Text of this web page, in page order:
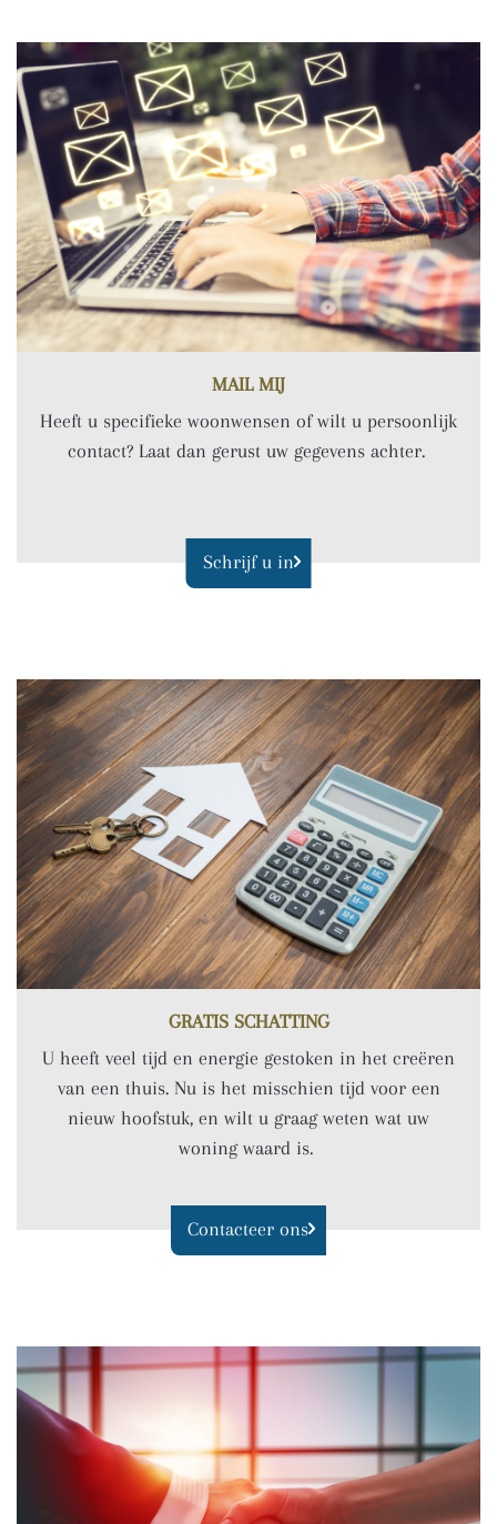
MAIL MIJ
Heeft u specifieke woonwensen of wilt u persoonlijk
contact? Laat dan gerust uw gegevens achter.
Schrijf u in
GRATIS SCHATTING
U heeft veel tijd en energie gestoken in het creëren
van een thuis. Nu is het misschien tijd voor een
nieuw hoofstuk, en wilt u graag weten wat uw
woning waard is.
Contacteer ons